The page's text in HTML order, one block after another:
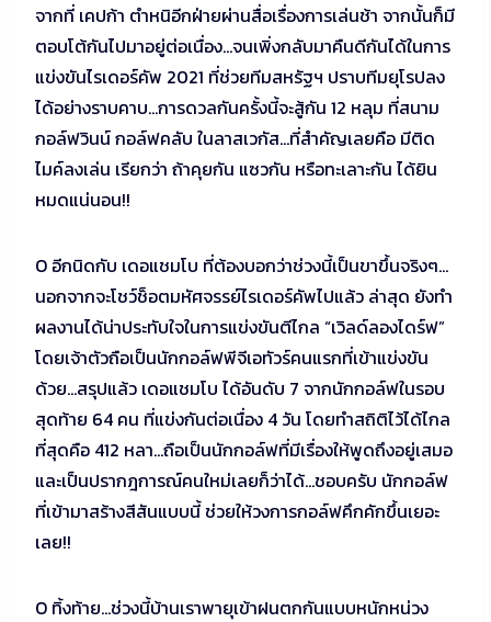
จากที่ เคปก้า ตำหนิอีกฝ่ายผ่านสื่อเรื่องการเล่นช้า จากนั้นก็มี
ตอบโต้กันไปมาอยู่ต่อเนื่อง…จนเพิ่งกลับมาคืนดีกันได้ในการ
แข่งขันไรเดอร์คัพ 2021 ที่ช่วยทีมสหรัฐฯ ปราบทีมยุโรปลง
ได้อย่างราบคาบ…การดวลกันครั้งนี้จะสู้กัน 12 หลุม ที่สนาม
กอล์ฟวินน์ กอล์ฟคลับ ในลาสเวกัส…ที่สำคัญเลยคือ มีติด
ไมค์ลงเล่น เรียกว่า ถ้าคุยกัน แซวกัน หรือทะเลาะกัน ได้ยิน
หมดแน่นอน!!
O อีกนิดกับ เดอแชมโบ ที่ต้องบอกว่าช่วงนี้เป็นขาขึ้นจริงๆ…
นอกจากจะโชว์ช็อตมหัศจรรย์ไรเดอร์คัพไปแล้ว ล่าสุด ยังทำ
ผลงานได้น่าประทับใจในการแข่งขันตีไกล “เวิลด์ลองไดร์ฟ”
โดยเจ้าตัวถือเป็นนักกอล์ฟพีจีเอทัวร์คนแรกที่เข้าแข่งขัน
ด้วย…สรุปแล้ว เดอแชมโบ ได้อันดับ 7 จากนักกอล์ฟในรอบ
สุดท้าย 64 คน ที่แข่งกันต่อเนื่อง 4 วัน โดยทำสถิติไว้ได้ไกล
ที่สุดคือ 412 หลา…ถือเป็นนักกอล์ฟที่มีเรื่องให้พูดถึงอยู่เสมอ
และเป็นปรากฎการณ์คนใหม่เลยก็ว่าได้…ชอบครับ นักกอล์ฟ
ที่เข้ามาสร้างสีสันแบบนี้ ช่วยให้วงการกอล์ฟคึกคักขึ้นเยอะ
เลย!!
O ทิ้งท้าย…ช่วงนี้บ้านเราพายุเข้าฝนตกกันแบบหนักหน่วง